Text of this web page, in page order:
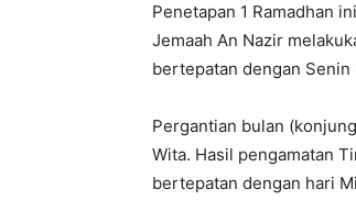
Penetapan 1 Ramadhan
Jemaah An Nazir
bertepatan dengan Senin
Pergantian bulan
Wita. Hasil pengamatan
bertepatan dengan hari